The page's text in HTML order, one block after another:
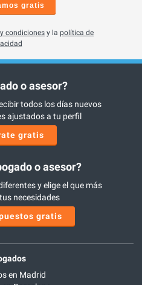
gratis
condiciones y la política de
o asesor?
todos los días nuevos
ajustados a tu perfil
gratis
o asesor?
y elige el que más
necesidades
gratis
en Madrid